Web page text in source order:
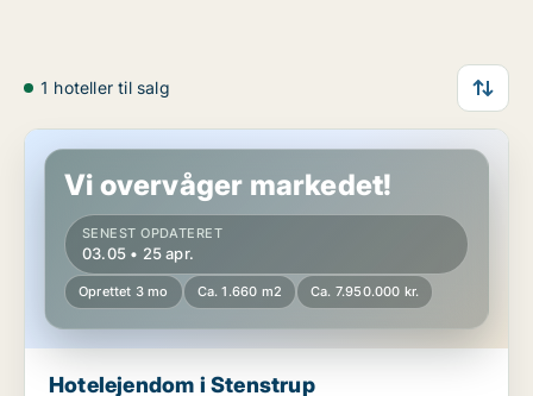
1 hoteller til salg
Hotelejendom i Stenstrup
Vi overvåger markedet!
SENEST OPDATERET
03.05 • 25 apr.
Oprettet 3 mo Ca. 1.660 m2 Ca. 7.950.000 kr.
Hotelejendom i Stenstrup